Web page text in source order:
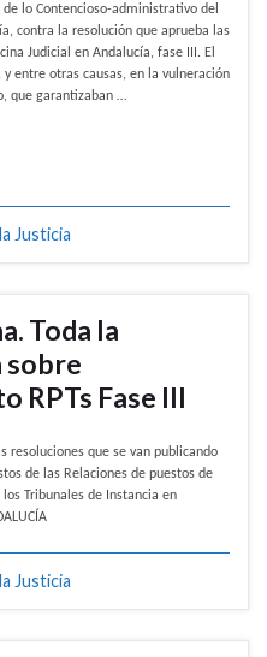
lo Contencioso-administrativo del
contra la resolución que aprueba las
Judicial en Andalucía, fase III. El
entre otras causas, en la vulneración
que garantizaban …
Justicia
Toda la
sobre
RPTs Fase III
resoluciones que se van publicando
de las Relaciones de puestos de
Tribunales de Instancia en
Justicia